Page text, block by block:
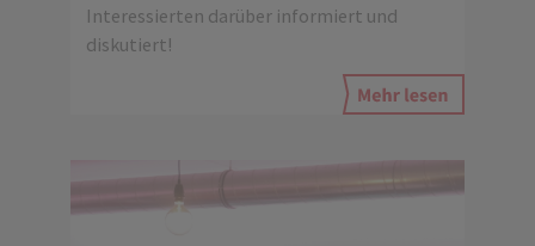
Interessierten darüber informiert und
diskutiert!